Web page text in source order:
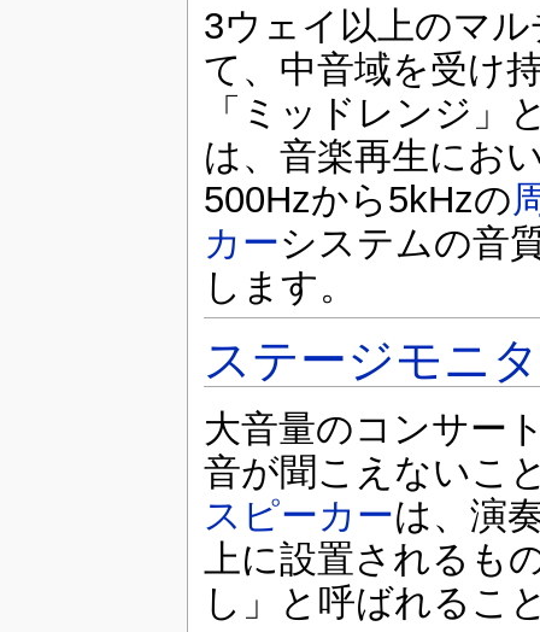
3ウェイ以上のマ
て、中音域を受け
「ミッドレンジ」
は、音楽再生にお
500Hzから5kHzの
カーシステムの音
します。
ステージモニ
大音量のコンサー
音が聞こえないこ
スピーカーは、演
上に設置されるも
し」と呼ばれるこ